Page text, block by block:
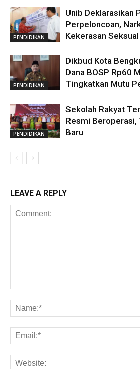
PENDIDIKAN
Unib Deklarasikan
Perpeloncoan,
Kekerasan Seksual
PENDIDIKAN
Dikbud Kota
Dana BOSP Rp60
Tingkatkan Mutu
PENDIDIKAN
Sekolah Rakyat
Resmi
Baru
LEAVE A REPLY